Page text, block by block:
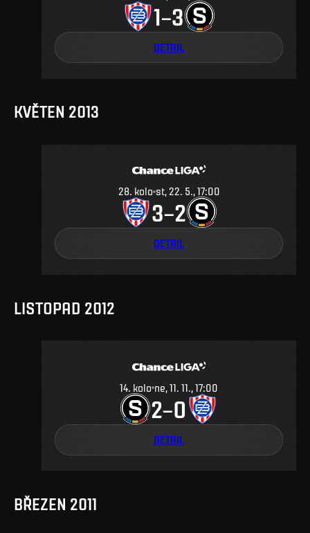
1–3
DETAIL
KVĚTEN 2013
28. kolo st, 22. 5., 17:00
3–2
DETAIL
LISTOPAD 2012
14. kolo ne, 11. 11., 17:00
2–0
DETAIL
BŘEZEN 2011